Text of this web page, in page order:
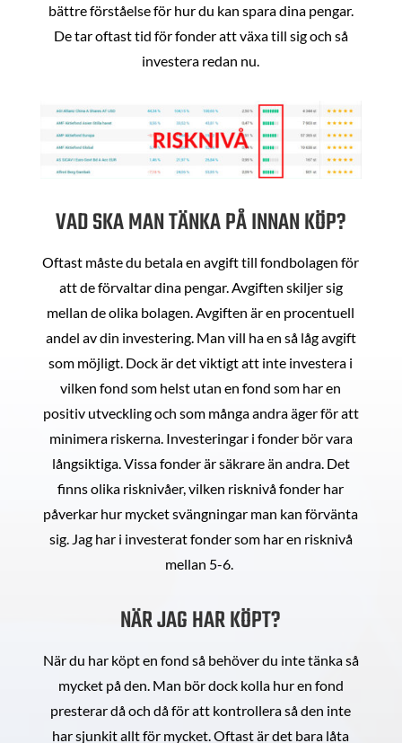
bättre förståelse för hur du kan spara dina pengar.
De tar oftast tid för fonder att växa till sig och så
investera redan nu.
VAD SKA MAN TÄNKA PÅ INNAN KÖP?
Oftast måste du betala en avgift till fondbolagen för
att de förvaltar dina pengar. Avgiften skiljer sig
mellan de olika bolagen. Avgiften är en procentuell
andel av din investering. Man vill ha en så låg avgift
som möjligt. Dock är det viktigt att inte investera i
vilken fond som helst utan en fond som har en
positiv utveckling och som många andra äger för att
minimera riskerna. Investeringar i fonder bör vara
långsiktiga. Vissa fonder är säkrare än andra. Det
finns olika risknivåer, vilken risknivå fonder har
påverkar hur mycket svängningar man kan förvänta
sig. Jag har i investerat fonder som har en risknivå
mellan 5-6.
NÄR JAG HAR KÖPT?
När du har köpt en fond så behöver du inte tänka så
mycket på den. Man bör dock kolla hur en fond
presterar då och då för att kontrollera så den inte
har sjunkit allt för mycket. Oftast är det bara låta